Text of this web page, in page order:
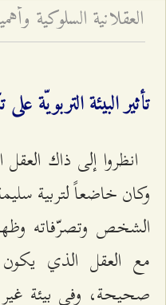
العقلانية السلوكية
تأثير البيئة التربويّة
انظروا إلى ذاك
وكان خاضعاً لتربية
الشخص وتصرّفاته
مع العقل الذي
صحيحة، وفي بيئة